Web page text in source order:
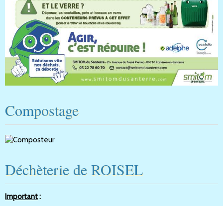
Compostage
Déchèterie de ROISEL
Important: